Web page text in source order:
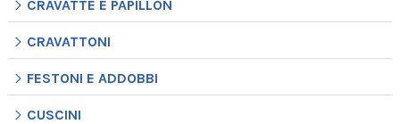
CRAVATTE E PAPILLON
CRAVATTONI
FESTONI E ADDOBBI
CUSCINI